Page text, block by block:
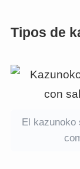
Tipos de
El kazunoko